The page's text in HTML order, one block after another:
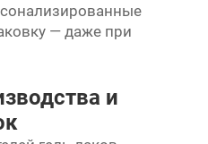
— даже при
и